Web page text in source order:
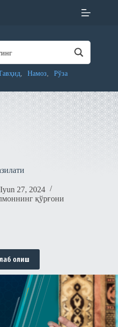
Намоз Рўза
Iyun 27, 2024
қўрғони
олиш